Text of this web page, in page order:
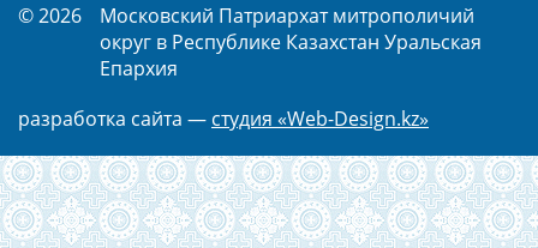
© 2026
Московский Патриархат митрополичий
округ в Республике Казахстан Уральская
Епархия
разработка сайта — студия «Web-Design.kz»